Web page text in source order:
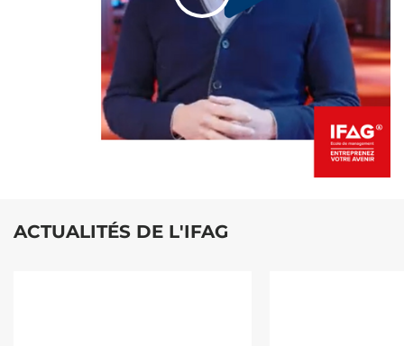
ACTUALITÉS DE L'IFAG